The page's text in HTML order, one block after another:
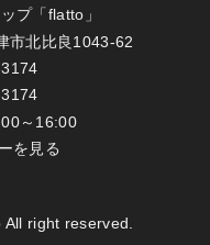
プ「flatto」
市北比良1043-62
～16:00
を見る
right reserved.